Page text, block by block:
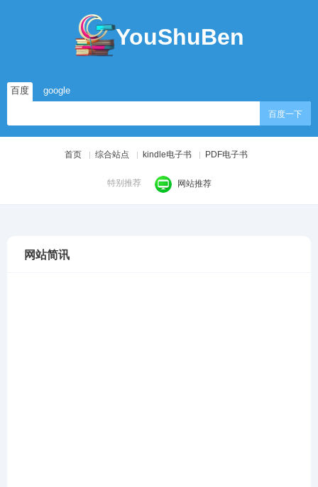
YouShuBen
百度 google
百度一下
首页 综合站点 kindle电子书 PDF电子书
特别推荐 网站推荐
网站简讯